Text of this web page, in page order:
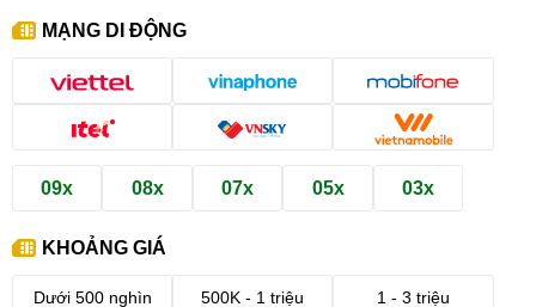
MẠNG DI ĐỘNG
09x 08x 07x 05x 03x
KHOẢNG GIÁ
Dưới 500 nghìn 500K - 1 triệu 1 - 3 triệu